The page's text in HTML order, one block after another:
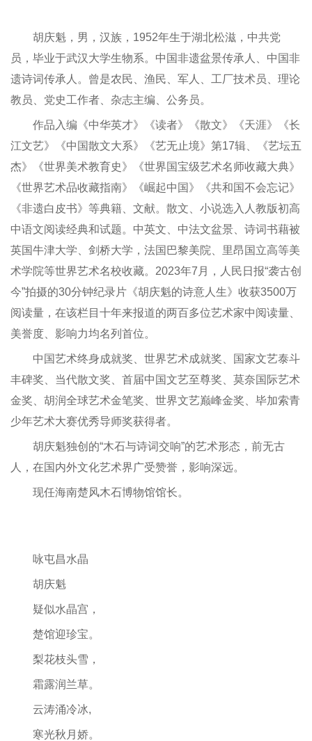
胡庆魁，男，汉族，1952年生于湖北松滋，中共党
员，毕业于武汉大学生物系。中国非遗盆景传承人、中国非
遗诗词传承人。曾是农民、渔民、军人、工厂技术员、理论
教员、党史工作者、杂志主编、公务员。
作品入编《中华英才》《读者》《散文》《天涯》《长
江文艺》《中国散文大系》《艺无止境》第17辑、《艺坛五
杰》《世界美术教育史》《世界国宝级艺术名师收藏大典》
《世界艺术品收藏指南》《崛起中国》《共和国不会忘记》
《非遗白皮书》等典籍、文献。散文、小说选入人教版初高
中语文阅读经典和试题。中英文、中法文盆景、诗词书藉被
英国牛津大学、剑桥大学，法国巴黎美院、里昂国立高等美
术学院等世界艺术名校收藏。2023年7月，人民日报“袭古创
今”拍摄的30分钟纪录片《胡庆魁的诗意人生》收获3500万
阅读量，在该栏目十年来报道的两百多位艺术家中阅读量、
美誉度、影响力均名列首位。
中国艺术终身成就奖、世界艺术成就奖、国家文艺泰斗
丰碑奖、当代散文奖、首届中国文艺至尊奖、莫奈国际艺术
金奖、胡润全球艺术金笔奖、世界文艺巅峰金奖、毕加索青
少年艺术大赛优秀导师奖获得者。
胡庆魁独创的“木石与诗词交响”的艺术形态，前无古
人，在国内外文化艺术界广受赞誉，影响深远。
现任海南楚风木石博物馆馆长。
咏屯昌水晶
胡庆魁
疑似水晶宫，
楚馆迎珍宝。
梨花枝头雪，
霜露润兰草。
云涛涌冷冰,
寒光秋月娇。